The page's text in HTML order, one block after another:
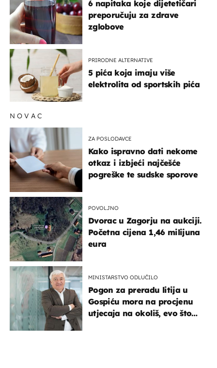
6 napitaka koje dijetetičari
preporučuju za zdrave
zglobove
PRIRODNE ALTERNATIVE
5 pića koja imaju više
elektrolita od sportskih pića
NOVAC
ZA POSLODAVCE
Kako ispravno dati nekome
otkaz i izbjeći najčešće
pogreške te sudske sporove
POVOLJNO
Dvorac u Zagorju na aukciji.
Početna cijena 1,46 milijuna
eura
MINISTARSTVO ODLUČILO
Pogon za preradu litija u
Gospiću mora na procjenu
utjecaja na okoliš, evo što